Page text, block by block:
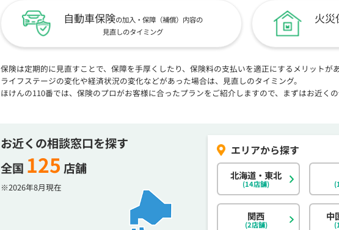
自動車保険の加入・保障（補償）内容の
見直しのタイミング
火災
保険は定期的に見直すことで、保障を手厚くしたり、保険料の支払いを適正にするメリットがあ
ライフステージの変化や経済状況の変化などがあった場合は、見直しのタイミング。
ほけんの110番では、保険のプロがお客様に合ったプランをご紹介しますので、まずはお近く
お近くの相談窓口を探す
全国 125 店舗 北海道・東北
(14店舗)
関西
(2店舗)
中
※2026年8月現在